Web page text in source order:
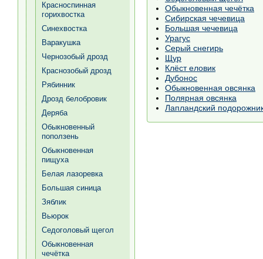
Обыкновенная чечётка
Сибирская чечевица
Большая чечевица
Урагус
Серый снегирь
Щур
Клёст еловик
Дубонос
Обыкновенная овсянка
Полярная овсянка
Лапландский
Красноспинная
горихвостка
Синехвостка
Варакушка
Чернозобый дрозд
Краснозобый дрозд
Рябинник
Дрозд белобровик
Деряба
Обыкновенный
поползень
Обыкновенная
пищуха
Белая лазоревка
Большая синица
Зяблик
Вьюрок
Седоголовый щегол
Обыкновенная
чечётка